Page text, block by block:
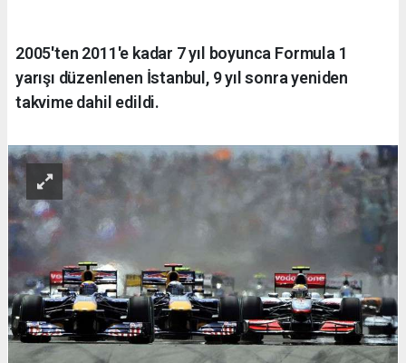
2005'ten 2011'e kadar 7 yıl boyunca Formula 1
yarışı düzenlenen İstanbul, 9 yıl sonra yeniden
takvime dahil edildi.